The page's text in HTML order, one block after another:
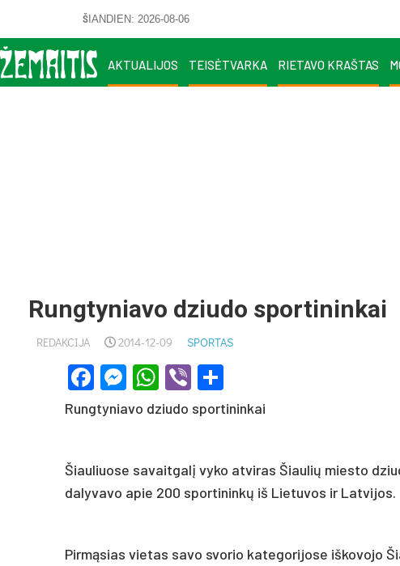
ŠIANDIEN: 2026-08-06
AKTUALIJOS TEISĖTVARKA RIETAVO KRAŠTAS
Rungtyniavo dziudo sportininkai
REDAKCIJA 2014-12-09 SPORTAS
Facebook
Messenger
WhatsApp
Viber
Rungtyniavo dziudo sportininkai
Šiauliuose savaitgalį vyko atviras Šiaulių miesto
dalyvavo apie 200 sportininkų iš Lietuvos ir Latvijos.
Pirmąsias vietas savo svorio kategorijose iškovojo